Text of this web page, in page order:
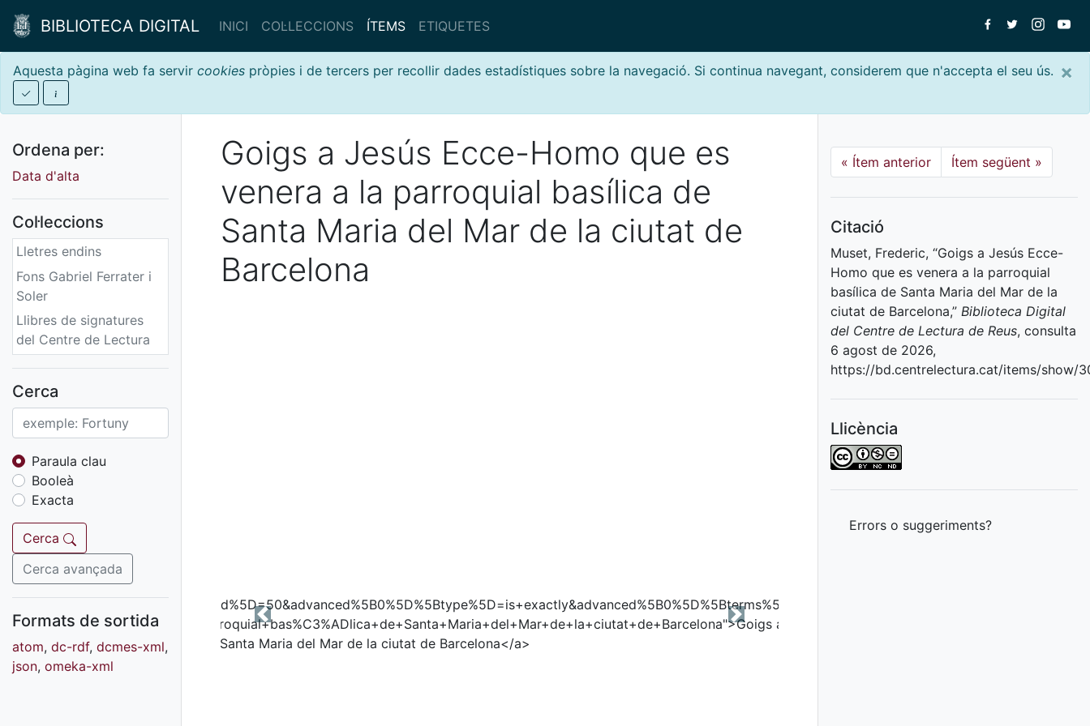
BIBLIOTECA DIGITAL INICI COL·LECCIONS ÍTEMS ETIQUETES
×
Aquesta pàgina web fa servir cookies pròpies i de tercers per recollir dades estadístiques sobre la navegació. Si continua navegant, considerem que n'accepta el seu ús.
Ordena per:
Data d'alta
Col·leccions
Lletres endins
Fons Gabriel Ferrater i
Soler
Llibres de signatures
del Centre de Lectura
Fons sonor de Ràdio
Reus
Cartells
Fons audiovisual
Fons local
Fons sonor
Goigs
Fons fotogràfic
Fons d'art
Cerca
Paraula clau
Booleà
Exacta
Cerca
Cerca avançada
Formats de sortida
atom, dc-rdf, dcmes-xml,
json, omeka-xml
Goigs a Jesús Ecce-Homo que es
venera a la parroquial basílica de
Santa Maria del Mar de la ciutat de
Barcelona
Previous Next
« Ítem anterior Ítem següent »
Citació
Muset, Frederic, “Goigs a Jesús Ecce-
Homo que es venera a la parroquial
basílica de Santa Maria del Mar de la
ciutat de Barcelona,” Biblioteca Digital
del Centre de Lectura de Reus, consulta
6 agost de 2026,
https://bd.centrelectura.cat/items/show/
Llicència
Errors o suggeriments?